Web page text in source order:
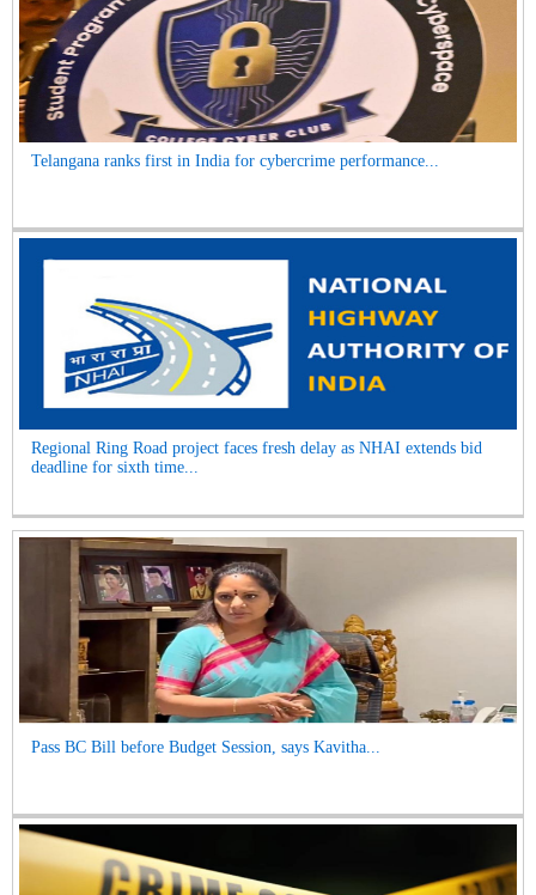
Telangana ranks first in India for cybercrime performance...
Regional Ring Road project faces fresh delay as NHAI extends bid
deadline for sixth time...
Pass BC Bill before Budget Session, says Kavitha...